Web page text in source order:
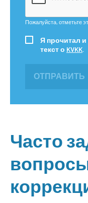
Пожалуйста, отметьте
Я прочитал
текст о KVKK.
ОТПРАВИТЬ
Часто